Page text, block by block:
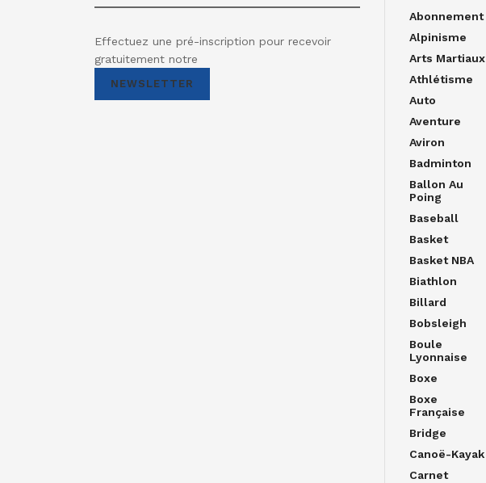
Effectuez une pré-inscription pour recevoir
gratuitement notre
NEWSLETTER
Abonnement
Alpinisme
Arts Martiaux
Athlétisme
Auto
Aventure
Aviron
Badminton
Ballon Au
Poing
Baseball
Basket
Basket NBA
Biathlon
Billard
Bobsleigh
Boule
Lyonnaise
Boxe
Boxe
Française
Bridge
Canoë-Kayak
Carnet